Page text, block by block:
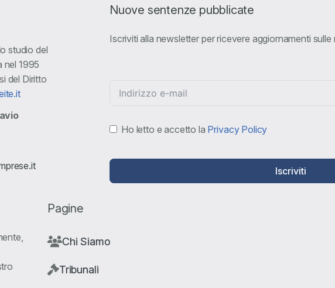
studio del
nel 1995
del Diritto
Nuove sentenze pubblicate
Iscriviti alla newsletter per ricevere aggiornamenti
Ho letto e accetto la Privacy Policy
Iscriviti
Pagine
Chi Siamo
Tribunali